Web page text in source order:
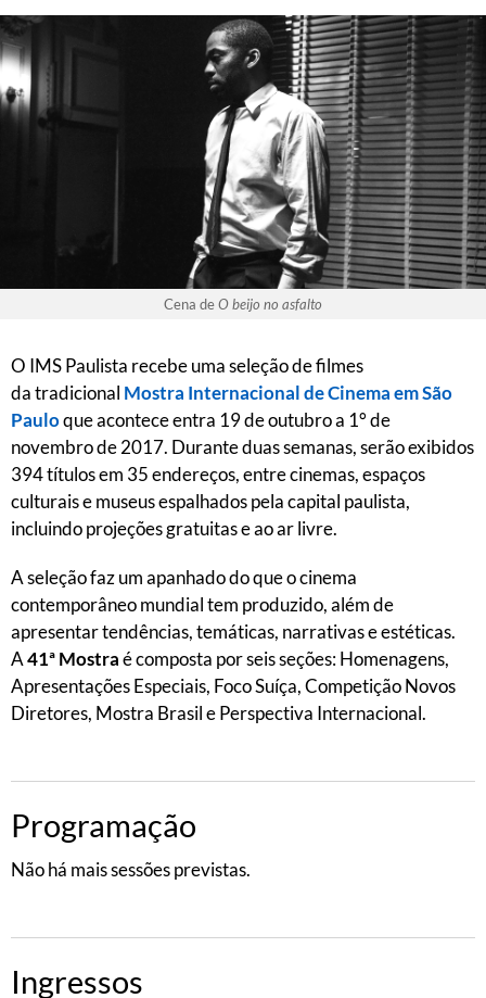
Cena deO beijo no asfalto
O IMS Paulista recebe uma seleção de filmes
da tradicional Mostra Internacional de Cinema em São
Pauloque acontece entra 19 de outubro a 1° de
novembro de 2017. Durante duas semanas, serão exibidos
394 títulos em 35 endereços, entre cinemas, espaços
culturais e museus espalhados pela capital paulista,
incluindo projeções gratuitas e ao ar livre.
A seleção faz um apanhado do que o cinema
contemporâneo mundial tem produzido, além de
apresentar tendências, temáticas, narrativas e estéticas.
A41ª Mostraé composta por seis seções: Homenagens,
Apresentações Especiais, Foco Suíça, Competição Novos
Diretores, Mostra Brasil e Perspectiva Internacional.
Programação
Não há mais sessões previstas.
Ingressos